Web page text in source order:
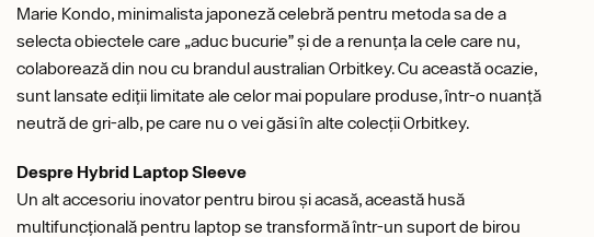
Marie Kondo, minimalista japoneză celebră pentru metoda sa de a
selecta obiectele care „aduc bucurie” și de a renunța la cele care nu,
colaborează din nou cu brandul australian Orbitkey. Cu această ocazie,
sunt lansate ediții limitate ale celor mai populare produse, într-o nuanță
neutră de gri-alb, pe care nu o vei găsi în alte colecții Orbitkey.
Despre Hybrid Laptop Sleeve
Un alt accesoriu inovator pentru birou și acasă, această husă
multifuncțională pentru laptop se transformă într-un suport de birou